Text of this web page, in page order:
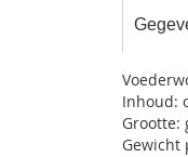
Inhoud:
Grootte:
Gewicht